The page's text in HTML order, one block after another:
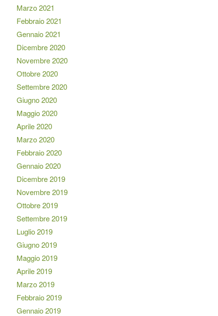
Marzo 2021
Febbraio 2021
Gennaio 2021
Dicembre 2020
Novembre 2020
Ottobre 2020
Settembre 2020
Giugno 2020
Maggio 2020
Aprile 2020
Marzo 2020
Febbraio 2020
Gennaio 2020
Dicembre 2019
Novembre 2019
Ottobre 2019
Settembre 2019
Luglio 2019
Giugno 2019
Maggio 2019
Aprile 2019
Marzo 2019
Febbraio 2019
Gennaio 2019